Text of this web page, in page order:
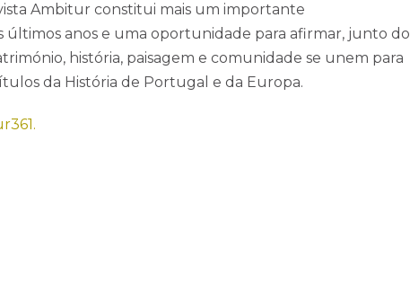
Ambitur constitui mais um importante
anos e uma oportunidade para afirmar, junto do
história, paisagem e comunidade se unem para
da História de Portugal e da Europa.
Revista INVADE
Loja